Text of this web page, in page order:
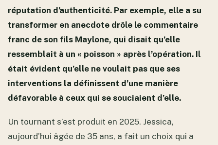
réputation d’authenticité. Par exemple, elle a su
transformer en anecdote drôle le commentaire
franc de son fils Maylone, qui disait qu’elle
ressemblait à un « poisson » après l’opération. Il
était évident qu’elle ne voulait pas que ses
interventions la définissent d’une manière
défavorable à ceux qui se souciaient d’elle.
Un tournant s’est produit en 2025. Jessica,
aujourd’hui âgée de 35 ans, a fait un choix qui a